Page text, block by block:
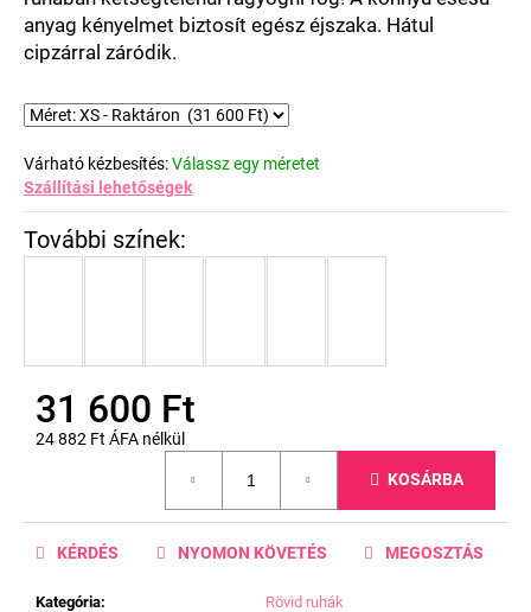
anyag kényelmet biztosít egész éjszaka. Hátul
cipzárral záródik.
Várható kézbesítés:Válassz egy méretet
Szállítási lehetőségek
31 600 Ft
24 882 Ft ÁFA nélkül
KOSÁRBA
Kategória:
Rövid ruhák
KÉRDÉS NYOMON KÖVETÉS MEGOSZTÁS